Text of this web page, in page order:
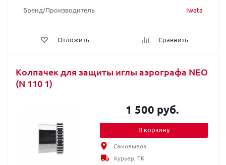
Бренд/Производитель Iwata
Отложить Сравнить
Колпачек для защиты иглы аэрографа NEO
(N 110 1)
1 500 руб.
В корзину
Самовывоз
Курьер, ТК